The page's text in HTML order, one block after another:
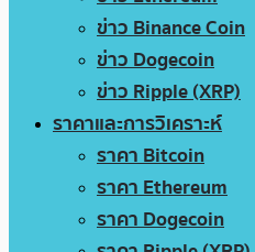
ข่าว Binance Coin
ข่าว Dogecoin
ข่าว Ripple (XRP)
ราคาและการวิเคราะห์
ราคา Bitcoin
ราคา Ethereum
ราคา Dogecoin